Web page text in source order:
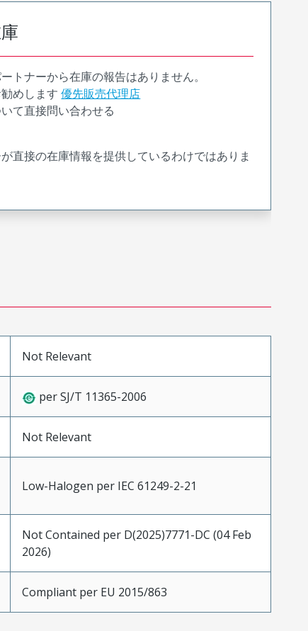
トナーから在庫の報告はありません。
めします 優先販売代理店
て直接問い合わせる
直接の在庫情報を提供しているわけではありま
Not Relevant
per SJ/T 11365-2006
Not Relevant
Low-Halogen per IEC 61249-2-21
Not Contained per D(2025)7771-DC (04 Feb
2026)
Compliant per EU 2015/863